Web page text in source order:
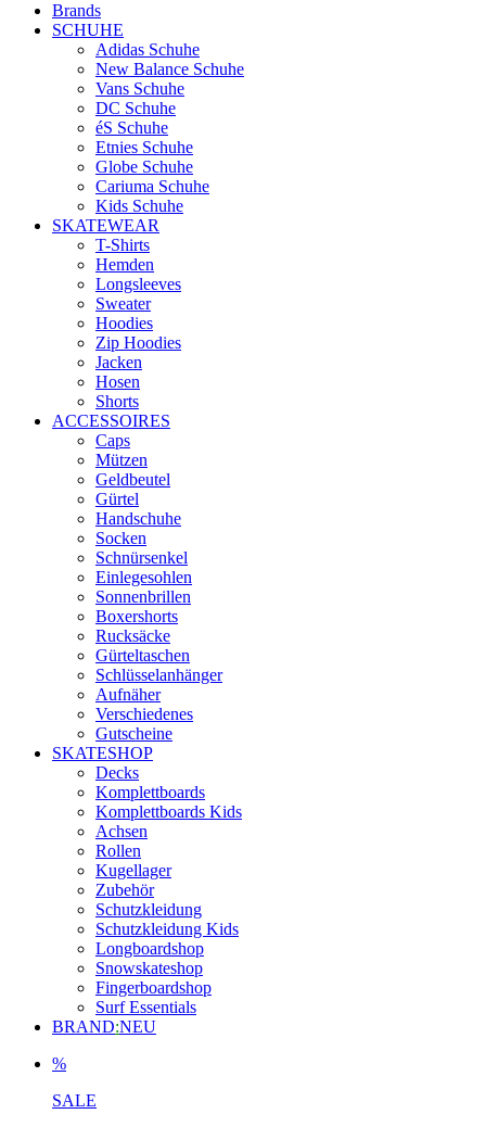
Brands
SCHUHE
Adidas Schuhe
New Balance Schuhe
Vans Schuhe
DC Schuhe
éS Schuhe
Etnies Schuhe
Globe Schuhe
Cariuma Schuhe
Kids Schuhe
SKATEWEAR
T-Shirts
Hemden
Longsleeves
Sweater
Hoodies
Zip Hoodies
Jacken
Hosen
Shorts
ACCESSOIRES
Caps
Mützen
Geldbeutel
Gürtel
Handschuhe
Socken
Schnürsenkel
Einlegesohlen
Sonnenbrillen
Boxershorts
Rucksäcke
Gürteltaschen
Schlüsselanhänger
Aufnäher
Verschiedenes
Gutscheine
SKATESHOP
Decks
Komplettboards
Komplettboards Kids
Achsen
Rollen
Kugellager
Zubehör
Schutzkleidung
Schutzkleidung Kids
Longboardshop
Snowskateshop
Fingerboardshop
Surf Essentials
BRAND:NEU
%
SALE